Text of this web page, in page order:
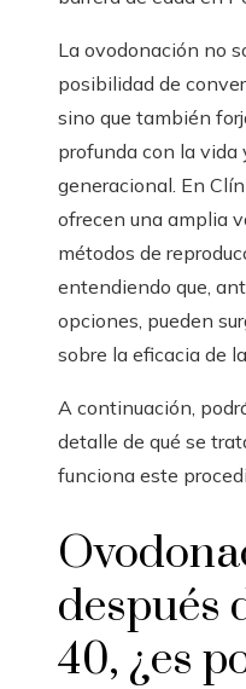
La ovodonación no
posibilidad de
sino que también
profunda con la vida
generacional. En
ofrecen una amplia
métodos de
entendiendo que,
opciones, pueden
sobre la eficacia de
A continuación,
detalle de qué se
funciona este
después
40, ¿es